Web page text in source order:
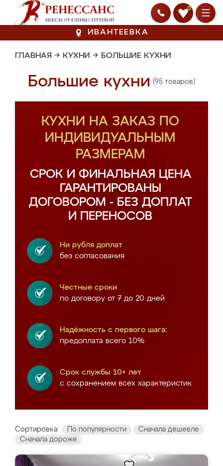
0
ИВАНТЕЕВКА
ГЛАВНАЯ → КУХНИ → БОЛЬШИЕ КУХНИ
Большие кухни (95 товаров)
КУХНИ НА ЗАКАЗ ПО
ИНДИВИДУАЛЬНЫМ
РАЗМЕРАМ
СРОК И ФИНАЛЬНАЯ ЦЕНА
ГАРАНТИРОВАНЫ
ДОГОВОРОМ - БЕЗ ДОПЛАТ
И ПЕРЕНОСОВ
Ни рубля доплат
без согласования
Честные сроки
по договору от 7 до 20 дней
Надёжность с первого шага:
предоплата всего 10%
Срок службы 10+ лет
с сохранением всех характеристик
Сортировка: По популярности
Сначала дешевле
Сначала дороже